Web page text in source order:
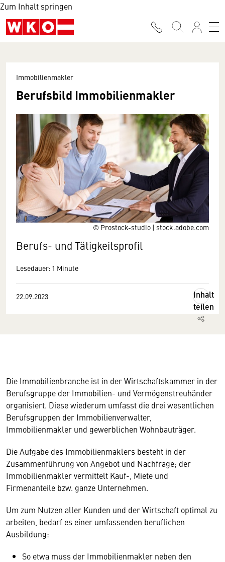
Zum Inhalt springen
© Prostock-studio | stock.adobe.com
Immobilienmakler
Berufsbild Immobilienmakler
Berufs- und Tätigkeitsprofil
Lesedauer: 1 Minute
22.09.2023
Inhalt
teilen
Die Immobilienbranche ist in der Wirtschaftskammer in der
Berufsgruppe der Immobilien- und Vermögenstreuhänder
organisiert. Diese wiederum umfasst die drei wesentlichen
Berufsgruppen der Immobilienverwalter,
Immobilienmakler und gewerblichen Wohnbauträger.
Die Aufgabe des Immobilienmaklers besteht in der
Zusammenführung von Angebot und Nachfrage; der
Immobilienmakler vermittelt Kauf-, Miete und
Firmenanteile bzw. ganze Unternehmen.
Um zum Nutzen aller Kunden und der Wirtschaft optimal zu
arbeiten, bedarf es einer umfassenden beruflichen
Ausbildung:
So etwa muss der Immobilienmakler neben den